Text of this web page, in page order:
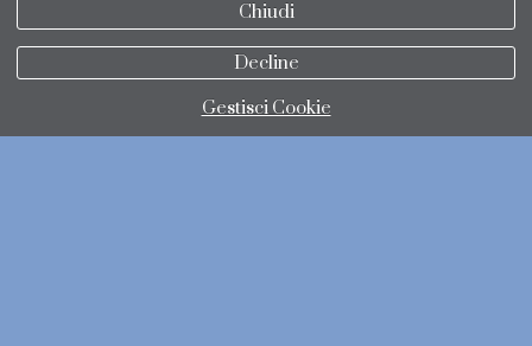
Chiudi
Decline
Gestisci Cookie